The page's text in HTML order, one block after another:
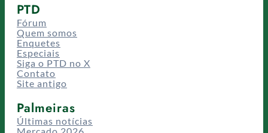
PTD
Fórum
Quem somos
Enquetes
Especiais
Siga o PTD no X
Contato
Site antigo
Palmeiras
Últimas notícias